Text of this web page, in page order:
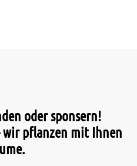
oder sponsern!
wir pflanzen mit Ihnen